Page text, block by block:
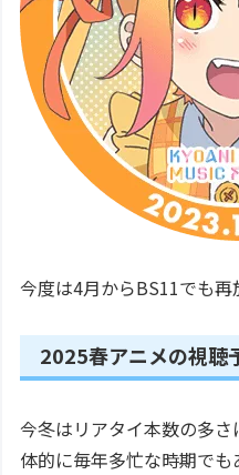
今度は4月からBS11でも再
2025春アニメの視聴
今冬はリアタイ本数の多
体的に毎年多忙な時期で